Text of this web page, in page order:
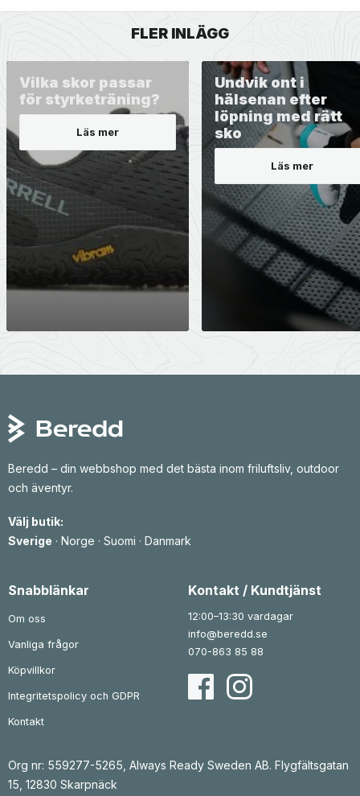
FLER INLÄGG
Vilka skor passar
för styrketräning?
Läs mer
Undvik ont i
hälsenan efter
löpning med rätt
sko
Läs mer
Beredd – din webbshop med det bästa inom friluftsliv, outdoor
och äventyr.
Välj butik:
Sverige · Norge · Suomi · Danmark
Snabblänkar
Om oss
Vanliga frågor
Köpvillkor
Integritetspolicy och GDPR
Kontakt
Kontakt / Kundtjänst
12:00–13:30 vardagar
info@beredd.se
070-863 85 88
Org nr: 559277-5265, Always Ready Sweden AB. Flygfältsgatan
15, 12830 Skarpnäck